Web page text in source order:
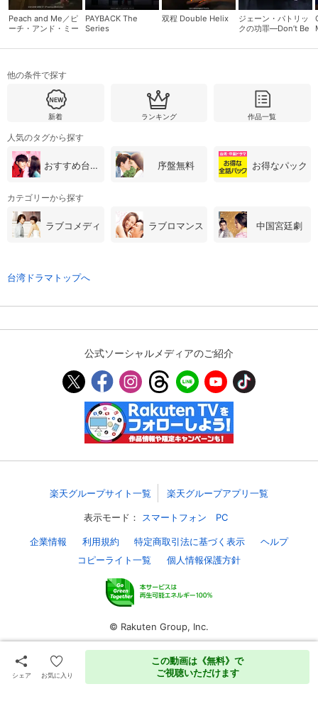
会員情報変更
基本情報、本人連絡先、パスワード 、クレ
購入明細
現在獲得済みのお得なクーポンを確認でき
購入履歴
レンタル、購入、定額見放題の購入履歴の
確認が可能です。こちらから視聴いただく
サイト内の閲覧履歴を確認できます。履歴
視聴年齢制限
サイト内で表示される作品の表示制限が可
能です。5段階の年齢区分から選択できま
す。
視聴デバイス一覧
スマホなどでRakuten TVを視聴する際のデ
バイス連携の設定ができます。
パスコード設定
求められるのでお子さまがいても安心で
す。
メルマガ
レスの変更が可能です。
定額見放題コンテンツの解約はこちらから
可能です。
ログアウト
シェア お気に入り
この動画は《無料》で
ご視聴いただけます
Peach and Me／ピ
ーチ・アンド・ミー
PAYBACK The
Series
双程 Double Helix
ジェーン・パトリッ
クの功罪―Don’t Be
他の条件で探す
新着 ランキング 作品一覧
人気のタグから探す
おすすめ台湾・中国ドラマ 序盤無料 お得なパック
カテゴリーから探す
ラブコメディ ラブロマンス 中国宮廷劇
台湾ドラマトップへ
公式ソーシャルメディアのご紹介
楽天グループサイト一覧 楽天グループアプリ一覧
表示モード： スマートフォン PC
企業情報 利用規約 特定商取引法に基づく表示
ヘルプ
コピーライト一覧
個人情報保護方針
© Rakuten Group, Inc.